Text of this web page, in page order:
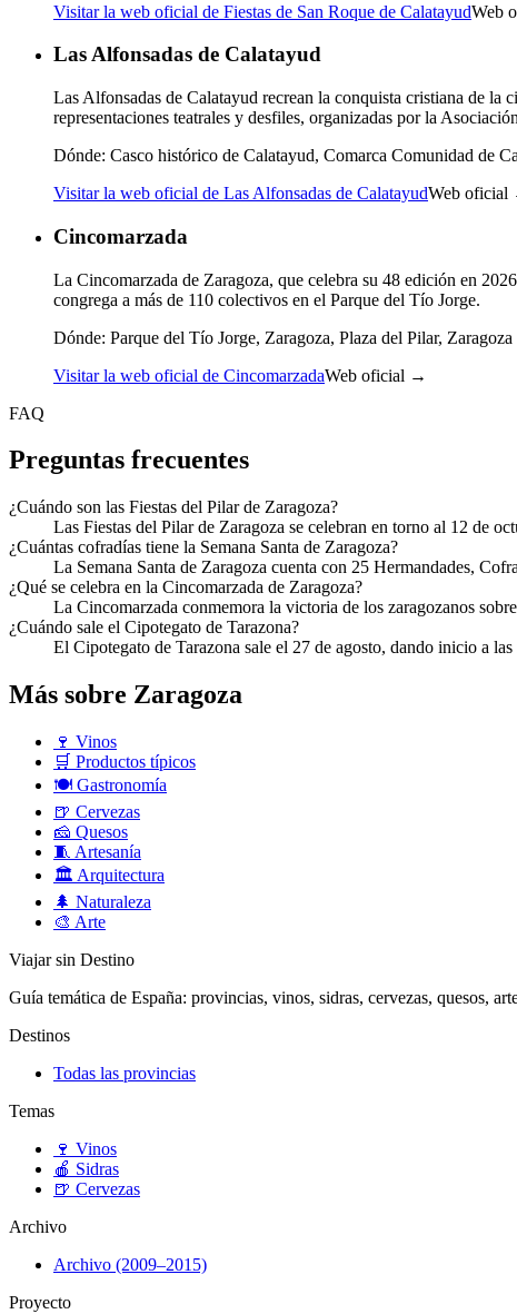
Visitar la web oficial de Fiestas de San Roque de CalatayudWeb
Las Alfonsadas de Calatayud
Las Alfonsadas de Calatayud recrean la conquista cristiana de
representaciones teatrales y desfiles, organizadas por la
Dónde: Casco histórico de Calatayud, Comarca Comunidad de
Visitar la web oficial de Las Alfonsadas de CalatayudWeb oficial
Cincomarzada
La Cincomarzada de Zaragoza, que celebra su 48 edición en
congrega a más de 110 colectivos en el Parque del Tío Jorge.
Dónde: Parque del Tío Jorge, Zaragoza, Plaza del Pilar, Zaragoza
Visitar la web oficial de CincomarzadaWeb oficial →
FAQ
Preguntas frecuentes
¿Cuándo son las Fiestas del Pilar de Zaragoza?
Las Fiestas del Pilar de Zaragoza se celebran en torno al 12 de
¿Cuántas cofradías tiene la Semana Santa de Zaragoza?
La Semana Santa de Zaragoza cuenta con 25 Hermandades,
¿Qué se celebra en la Cincomarzada de Zaragoza?
La Cincomarzada conmemora la victoria de los zaragozanos
¿Cuándo sale el Cipotegato de Tarazona?
El Cipotegato de Tarazona sale el 27 de agosto, dando inicio a
Más sobre Zaragoza
🍷 Vinos
🛒 Productos típicos
🍽️ Gastronomía
🍺 Cervezas
🧀 Quesos
🧵 Artesanía
🏛️ Arquitectura
🌲 Naturaleza
🎨 Arte
Viajar sin Destino
Guía temática de España: provincias, vinos, sidras, cervezas, quesos,
Destinos
Todas las provincias
Temas
🍷 Vinos
🍎 Sidras
🍺 Cervezas
Archivo
Archivo (2009–2015)
Proyecto